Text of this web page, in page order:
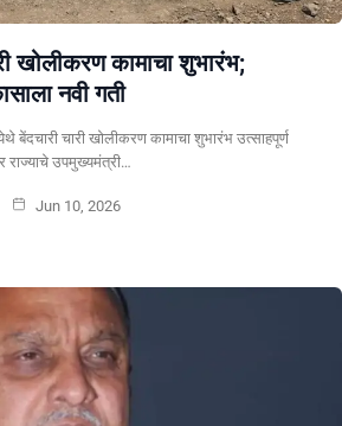
खोलीकरण कामाचा शुभारंभ;
नवी गती
चारी खोलीकरण कामाचा शुभारंभ उत्साहपूर्ण
राज्याचे उपमुख्यमंत्री…
Jun 10, 2026